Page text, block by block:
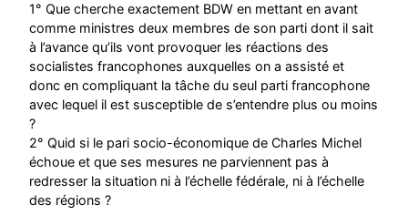
1° Que cherche exactement BDW en mettant en avant
comme ministres deux membres de son parti dont il sait
à l’avance qu’ils vont provoquer les réactions des
socialistes francophones auxquelles on a assisté et
donc en compliquant la tâche du seul parti francophone
avec lequel il est susceptible de s’entendre plus ou moins
?
2° Quid si le pari socio-économique de Charles Michel
échoue et que ses mesures ne parviennent pas à
redresser la situation ni à l’échelle fédérale, ni à l’échelle
des régions ?